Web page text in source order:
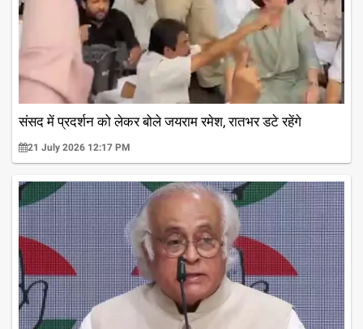
संसद में प्रदर्शन को लेकर बोले जयराम रमेश, रातभर डटे रहेंगे
21 July 2026 12:17 PM